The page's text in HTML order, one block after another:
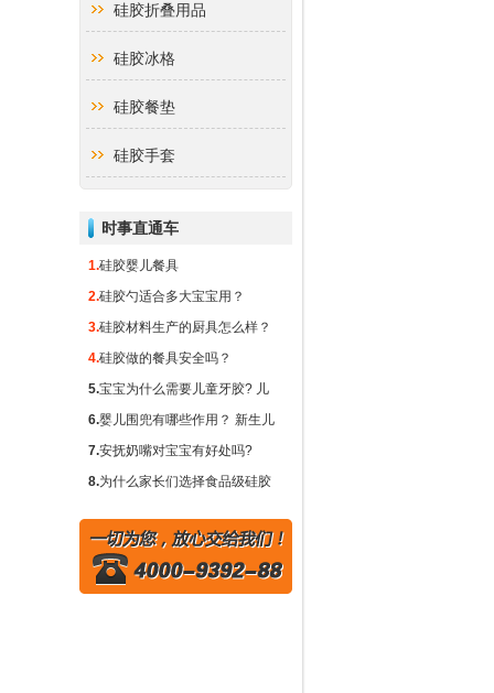
硅胶折叠用品
硅胶冰格
硅胶餐垫
硅胶手套
硅胶玻纤垫
硅胶隔热垫
硅胶冰球
时事直通车
1.硅胶婴儿餐具
2.硅胶勺适合多大宝宝用？
3.硅胶材料生产的厨具怎么样？
4.硅胶做的餐具安全吗？
5.宝宝为什么需要儿童牙胶? 儿
童牙胶对出牙期的宝宝有什么重
要作用？
6.婴儿围兜有哪些作用？ 新生儿
需要围兜吗？
7.安抚奶嘴对宝宝有好处吗?
8.为什么家长们选择食品级硅胶